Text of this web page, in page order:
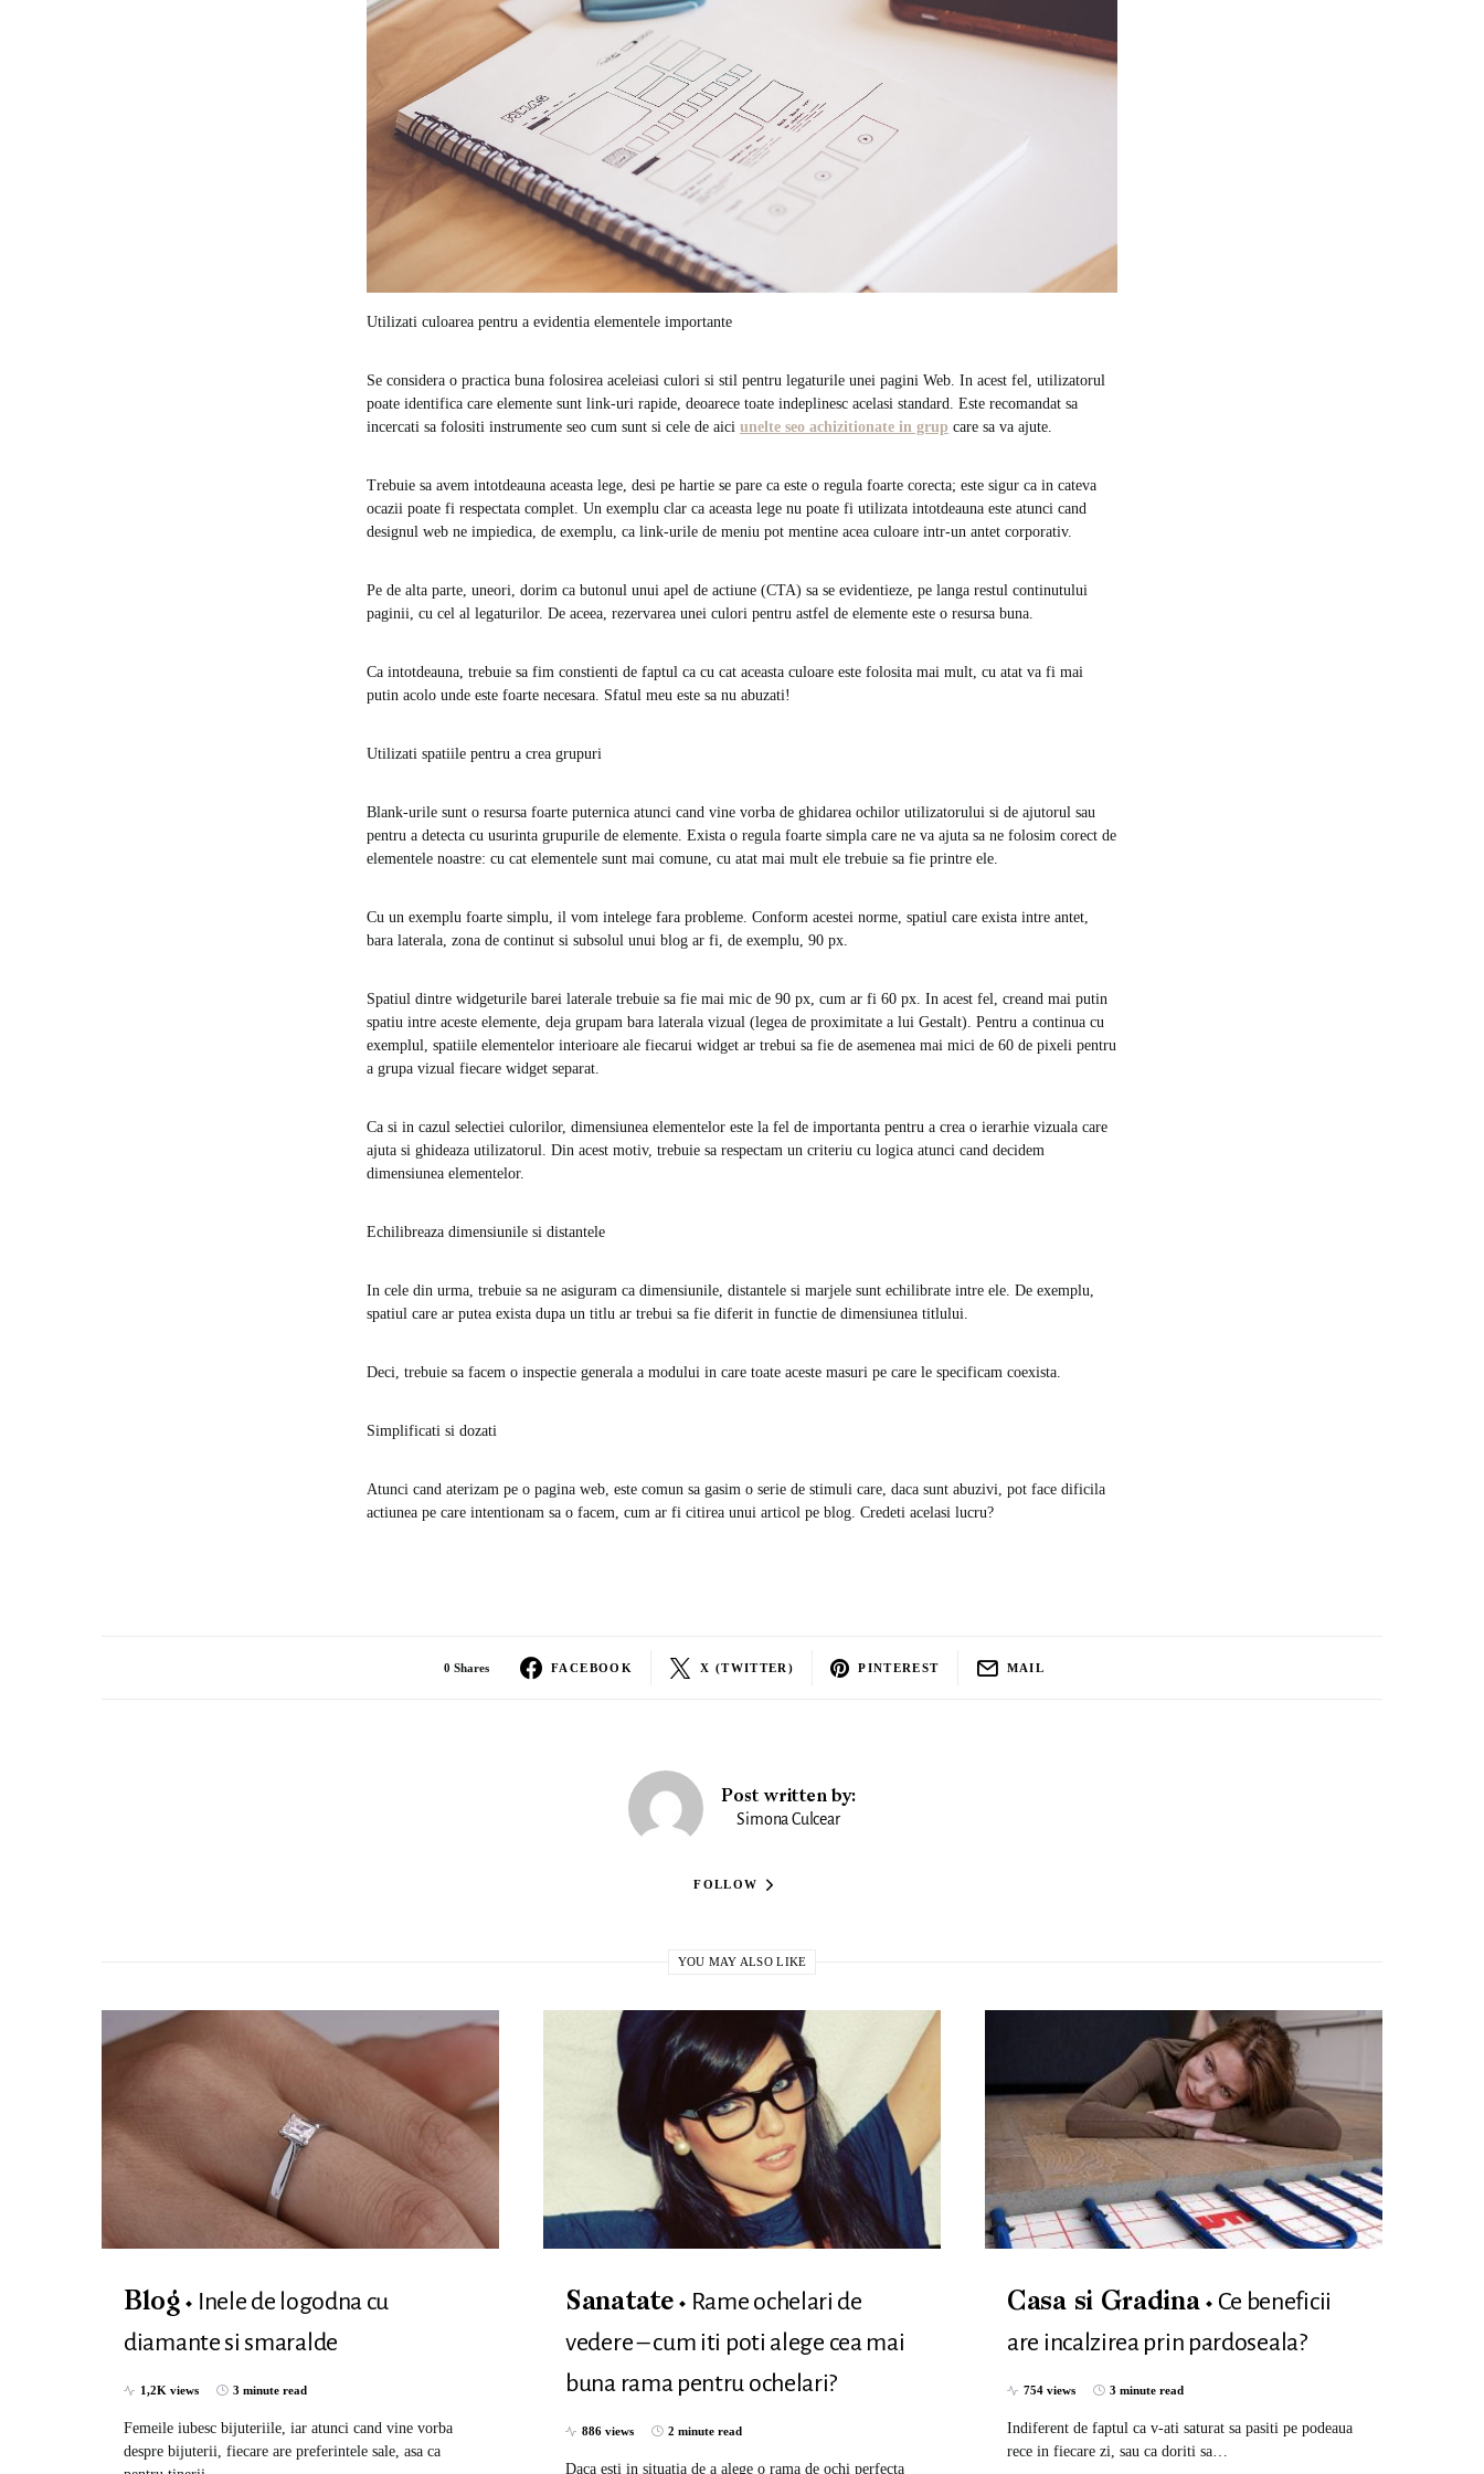
Utilizati culoarea pentru a evidentia elementele importante
Se considera o practica buna folosirea aceleiasi culori si stil pentru legaturile unei pagini Web. In acest fel, utilizatorul
poate identifica care elemente sunt link-uri rapide, deoarece toate indeplinesc acelasi standard. Este recomandat sa
incercati sa folositi instrumente seo cum sunt si cele de aici unelte seo achizitionate in grup care sa va ajute.
Trebuie sa avem intotdeauna aceasta lege, desi pe hartie se pare ca este o regula foarte corecta; este sigur ca in cateva
ocazii poate fi respectata complet. Un exemplu clar ca aceasta lege nu poate fi utilizata intotdeauna este atunci cand
designul web ne impiedica, de exemplu, ca link-urile de meniu pot mentine acea culoare intr-un antet corporativ.
Pe de alta parte, uneori, dorim ca butonul unui apel de actiune (CTA) sa se evidentieze, pe langa restul continutului
paginii, cu cel al legaturilor. De aceea, rezervarea unei culori pentru astfel de elemente este o resursa buna.
Ca intotdeauna, trebuie sa fim constienti de faptul ca cu cat aceasta culoare este folosita mai mult, cu atat va fi mai
putin acolo unde este foarte necesara. Sfatul meu este sa nu abuzati!
Utilizati spatiile pentru a crea grupuri
Blank-urile sunt o resursa foarte puternica atunci cand vine vorba de ghidarea ochilor utilizatorului si de ajutorul sau
pentru a detecta cu usurinta grupurile de elemente. Exista o regula foarte simpla care ne va ajuta sa ne folosim corect de
elementele noastre: cu cat elementele sunt mai comune, cu atat mai mult ele trebuie sa fie printre ele.
Cu un exemplu foarte simplu, il vom intelege fara probleme. Conform acestei norme, spatiul care exista intre antet,
bara laterala, zona de continut si subsolul unui blog ar fi, de exemplu, 90 px.
Spatiul dintre widgeturile barei laterale trebuie sa fie mai mic de 90 px, cum ar fi 60 px. In acest fel, creand mai putin
spatiu intre aceste elemente, deja grupam bara laterala vizual (legea de proximitate a lui Gestalt). Pentru a continua cu
exemplul, spatiile elementelor interioare ale fiecarui widget ar trebui sa fie de asemenea mai mici de 60 de pixeli pentru
a grupa vizual fiecare widget separat.
Ca si in cazul selectiei culorilor, dimensiunea elementelor este la fel de importanta pentru a crea o ierarhie vizuala care
ajuta si ghideaza utilizatorul. Din acest motiv, trebuie sa respectam un criteriu cu logica atunci cand decidem
dimensiunea elementelor.
Echilibreaza dimensiunile si distantele
In cele din urma, trebuie sa ne asiguram ca dimensiunile, distantele si marjele sunt echilibrate intre ele. De exemplu,
spatiul care ar putea exista dupa un titlu ar trebui sa fie diferit in functie de dimensiunea titlului.
Deci, trebuie sa facem o inspectie generala a modului in care toate aceste masuri pe care le specificam coexista.
Simplificati si dozati
Atunci cand aterizam pe o pagina web, este comun sa gasim o serie de stimuli care, daca sunt abuzivi, pot face dificila
actiunea pe care intentionam sa o facem, cum ar fi citirea unui articol pe blog. Credeti acelasi lucru?
0 Shares FACEBOOK X (TWITTER) PINTEREST MAIL
Post written by:
Simona Culcear
FOLLOW
YOU MAY ALSO LIKE
Blog
Inele de logodna cu
diamante si smaralde
1,2K views 3 minute read
Femeile iubesc bijuteriile, iar atunci cand vine vorba
despre bijuterii, fiecare are preferintele sale, asa ca
Sanatate
Rame ochelari de
vedere – cum iti poti alege cea mai
buna rama pentru ochelari?
886 views 2 minute read
Daca esti in situatia de a alege o rama de ochi perfecta
Casa si Gradina
Ce beneficii
are incalzirea prin pardoseala?
754 views 3 minute read
Indiferent de faptul ca v-ati saturat sa pasiti pe podeaua
rece in fiecare zi, sau ca doriti sa…